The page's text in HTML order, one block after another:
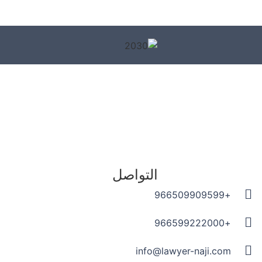
التواصل
+966509909599
+966599222000
info@lawyer-naji.com